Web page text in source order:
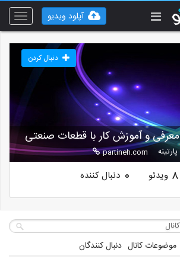
Toggle
آپلود ویدیو
معرفی و آموزش کار با قطعات صنعتی
پارتینه partineh.com
دنبال کردن
8 ویدئو 0 دنبال کننده
موضوعات کانال دنبال کنندگان